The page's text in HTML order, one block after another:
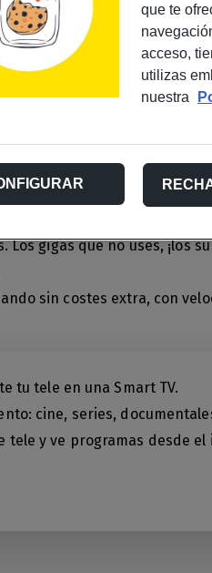
según disponibilidad
empieces a disfrutar
nacionales.
nacionales.
gigas que no uses, ¡los
sin costes extra, con
tu tele en una Smart TV.
cine, series,
tele y ve programas desde el
que te
acceso,
utilizas
nuestra